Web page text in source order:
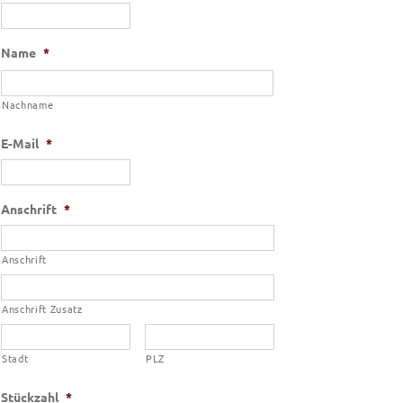
Name *
Nachname
E-Mail *
Anschrift *
Anschrift
Anschrift Zusatz
Stadt PLZ
Stückzahl *